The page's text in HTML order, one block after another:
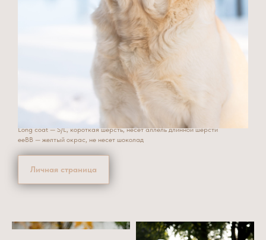
IRISLAV SENSATION — Кукла
HD — A, ED — 0, суставы здоровы, без признаков дисплазии
prcd PRA — N/N, свободна от прогрессирующей атрофии сетчатки
HNPK — N/N, свободна от наследственного паракератоза ретриверов
EIC — N/N, свободна от коллапса, вызываемого физическими нагрузками
Long coat — S/L, короткая шерсть, несет аллель длинной шерсти
eeBB — желтый окрас, не несет шоколад
Личная страница